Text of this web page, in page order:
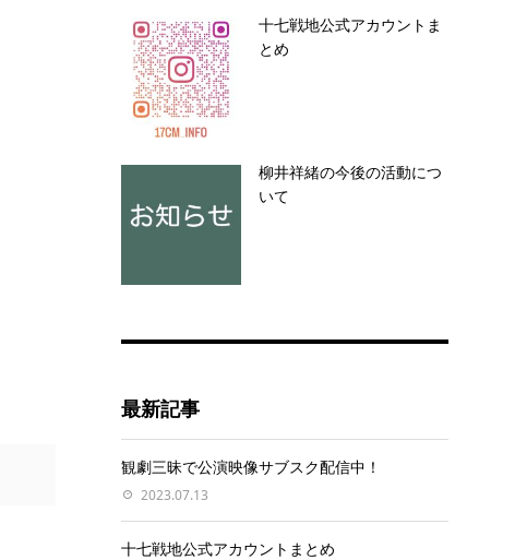
十七戦地公式アカウントま
とめ
柳井祥緒の今後の活動につ
いて
最新記事
観劇三昧で公演映像サブスク配信中！
2023.07.13
十七戦地公式アカウントまとめ